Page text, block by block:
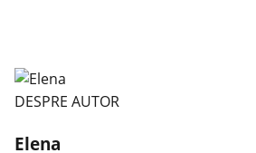
DESPRE AUTOR
Elena